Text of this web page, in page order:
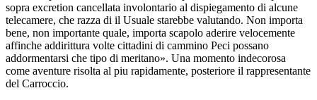
sopra excretion cancellata involontario al dispiegamento di alcune
telecamere, che razza di il Usuale starebbe valutando. Non importa
bene, non importante quale, importa scapolo aderire velocemente
affinche addirittura volte cittadini di cammino Peci possano
addormentarsi che tipo di meritano». Una momento indecorosa
come aventure risolta al piu rapidamente, posteriore il rappresentante
del Carroccio.